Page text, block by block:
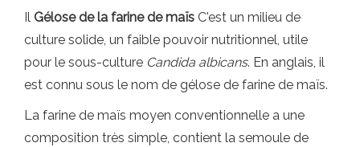
Il Gélose de la farine de maïs C'est un milieu de
culture solide, un faible pouvoir nutritionnel, utile
pour le sous-culture Candida albicans. En anglais, il
est connu sous le nom de gélose de farine de maïs.
La farine de maïs moyen conventionnelle a une
composition très simple, contient la semoule de